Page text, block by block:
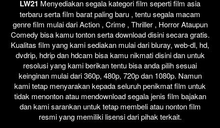
LW21 Menyediakan segala kategori film seperti film asia
terbaru serta film barat paling baru , tentu segala macam
genre film mulai dari Action , Crime , Thriller , Horror Ataupun
Comedy bisa kamu tonton serta download disini secara gratis.
Kualitas film yang kami sediakan mulai dari bluray, web-dl, hd,
dvdrip, hdrip dan hdcam bisa kamu nikmati disini dan untuk
resolusi yang kami berikan tentu bisa anda pilih sesuai
keinginan mulai dari 360p, 480p, 720p dan 1080p. Namun
kami tetap menyarakan kepada seluruh penikmat film untuk
tidak menonton atau mendownload segala jenis film bajakan
dan kami sarankan untuk tetap membeli atau nonton film
resmi yang memiliki lisensi dari pihak terkait.